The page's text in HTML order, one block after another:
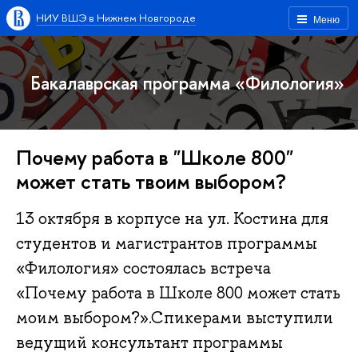
Меню
НИУ ВШЭ в Нижнем Новгороде
Бакалаврская программа «Филология»
Почему работа в "Школе 800"
может стать твоим выбором?
13 октября в корпусе на ул. Костина для
студентов и магистрантов программы
«Филология» состоялась встреча
«Почему работа в Школе 800 может стать
моим выбором?».Спикерами выступили
ведущий консультант программы